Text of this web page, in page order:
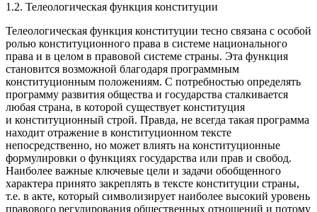
1.2. Телеологическая функция конституции
Телеологическая функция конституции тесно связана с особой
ролью конституционного права в системе национального
права и в целом в правовой системе страны. Эта функция
становится возможной благодаря программным
конституционным положениям. С потребностью определять
программу развития общества и государства сталкивается
любая страна, в которой существует конституция
и конституционный строй. Правда, не всегда такая программа
находит отражение в конституционном тексте
непосредственно, но может влиять на конституционные
формулировки о функциях государства или прав и свобод.
Наиболее важные ключевые цели и задачи обобщенного
характера принято закреплять в тексте конституции страны,
т.е. в акте, который символизирует наиболее высокий уровень
правового регулирования общественных отношений и потому